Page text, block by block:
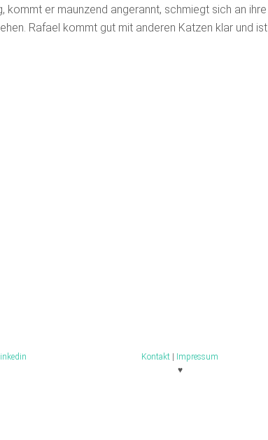
kommt er maunzend angerannt, schmiegt sich an ihre
Rafael kommt gut mit anderen Katzen klar und ist
Kontakt
Impressum
♥